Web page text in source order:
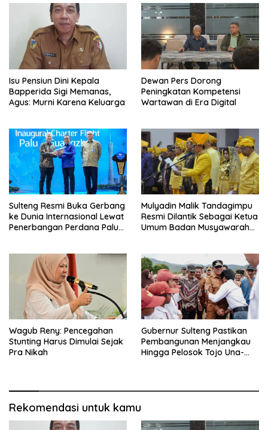
Isu Pensiun Dini Kepala
Bapperida Sigi Memanas,
Agus: Murni Karena Keluarga
Dewan Pers Dorong
Peningkatan Kompetensi
Wartawan di Era Digital
Sulteng Resmi Buka Gerbang
ke Dunia Internasional Lewat
Penerbangan Perdana Palu-
Mulyadin Malik Tandagimpu
Resmi Dilantik Sebagai Ketua
Umum Badan Musyawarah
Wagub Reny: Pencegahan
Stunting Harus Dimulai Sejak
Pra Nikah
Gubernur Sulteng Pastikan
Pembangunan Menjangkau
Hingga Pelosok Tojo Una-
Rekomendasi untuk kamu